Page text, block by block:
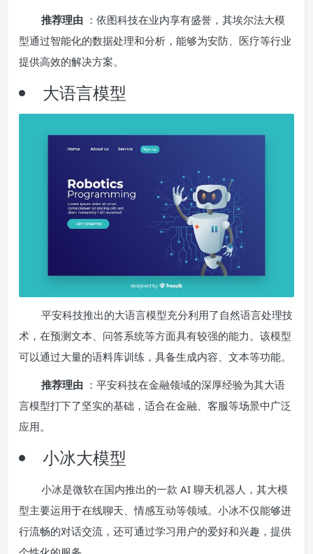
推荐理由 ：依图科技在业内享有盛誉，其埃尔法大模
型通过智能化的数据处理和分析，能够为安防、医疗等行业
提供高效的解决方案。
大语言模型
平安科技推出的大语言模型充分利用了自然语言处理技
术，在预测文本、问答系统等方面具有较强的能力。该模型
可以通过大量的语料库训练，具备生成内容、文本等功能。
推荐理由 ：平安科技在金融领域的深厚经验为其大语
言模型打下了坚实的基础，适合在金融、客服等场景中广泛
应用。
小冰大模型
小冰是微软在国内推出的一款 AI 聊天机器人，其大模
型主要运用于在线聊天、情感互动等领域。小冰不仅能够进
行流畅的对话交流，还可通过学习用户的爱好和兴趣，提供